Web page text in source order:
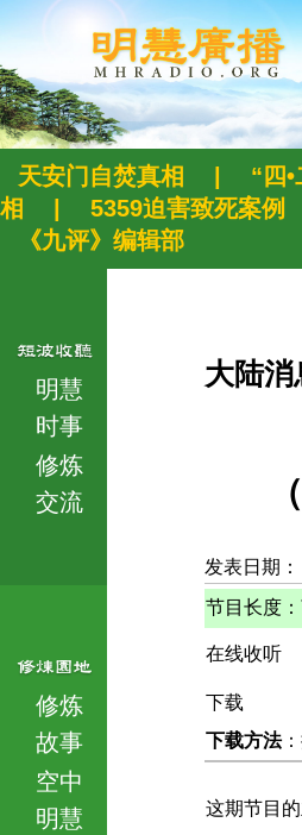
天安门自焚真相
“四
相
5359迫害致死案例
《九评》编辑部
明慧
时事
修炼
交流
修炼
故事
空中
明慧
大陆消
发表日期
节目长度：
在线收听
下载
下载方法
这期节目